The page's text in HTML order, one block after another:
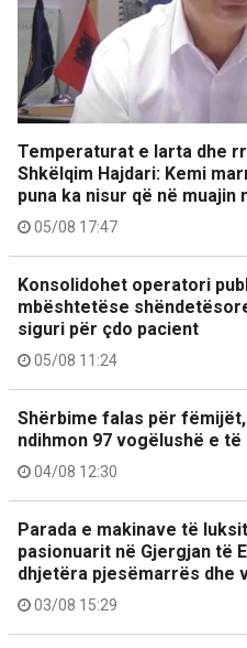
Temperaturat e larta dhe
Shkëlqim Hajdari: Kemi
puna ka nisur që në muajin
05/08 17:47
Konsolidohet operatori
mbështetëse
siguri për çdo pacient
05/08 11:24
Shërbime falas për
ndihmon 97 vogëlushë e
04/08 12:30
Parada e makinave të
pasionuarit në Gjergjan të
dhjetëra pjesëmarrës dhe
03/08 15:29